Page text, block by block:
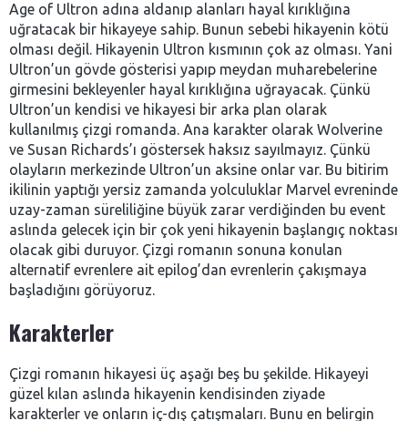
Age of Ultron adına aldanıp alanları hayal kırıklığına
uğratacak bir hikayeye sahip. Bunun sebebi hikayenin kötü
olması değil. Hikayenin Ultron kısmının çok az olması. Yani
Ultron’un gövde gösterisi yapıp meydan muharebelerine
girmesini bekleyenler hayal kırıklığına uğrayacak. Çünkü
Ultron’un kendisi ve hikayesi bir arka plan olarak
kullanılmış çizgi romanda. Ana karakter olarak Wolverine
ve Susan Richards’ı göstersek haksız sayılmayız. Çünkü
olayların merkezinde Ultron’un aksine onlar var. Bu bitirim
ikilinin yaptığı yersiz zamanda yolculuklar Marvel evreninde
uzay-zaman süreliliğine büyük zarar verdiğinden bu event
aslında gelecek için bir çok yeni hikayenin başlangıç noktası
olacak gibi duruyor. Çizgi romanın sonuna konulan
alternatif evrenlere ait epilog’dan evrenlerin çakışmaya
başladığını görüyoruz.
Karakterler
Çizgi romanın hikayesi üç aşağı beş bu şekilde. Hikayeyi
güzel kılan aslında hikayenin kendisinden ziyade
karakterler ve onların iç-dış çatışmaları. Bunu en belirgin